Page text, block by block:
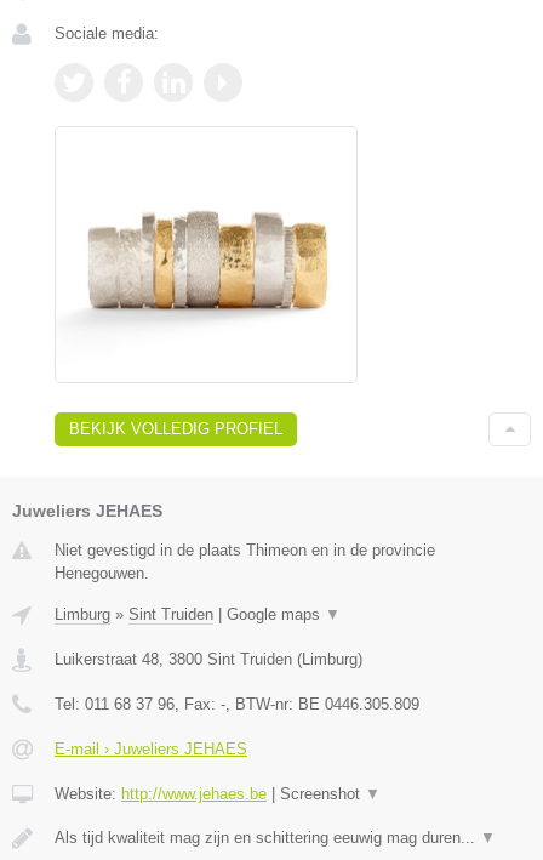
Sociale media:
BEKIJK VOLLEDIG PROFIEL
Juweliers JEHAES
Niet gevestigd in de plaats Thimeon en in de provincie
Henegouwen.
Limburg » Sint Truiden Google maps ▼
Luikerstraat 48 3800 Sint Truiden ( Limburg)
Tel: 011 68 37 96 , Fax: - , BTW-nr: BE 0446.305.809
E-mail › Juweliers JEHAES
Website: http://www.jehaes.be Screenshot ▼
Als tijd kwaliteit mag zijn en schittering eeuwig mag duren... ▼